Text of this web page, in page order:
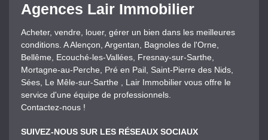
Agences Lair Immobilier
Acheter, vendre, louer, gérer un bien dans les meilleures
conditions. A Alençon, Argentan, Bagnoles de l'Orne,
Bellême, Ecouché-les-Vallées, Fresnay-sur-Sarthe,
Mortagne-au-Perche, Pré en Pail, Saint-Pierre des Nids,
Sées, Le Mêle-sur-Sarthe , Lair Immobilier vous offre le
service d'une équipe de professionnels.
Contactez-nous !
SUIVEZ-NOUS SUR LES RÉSEAUX SOCIAUX